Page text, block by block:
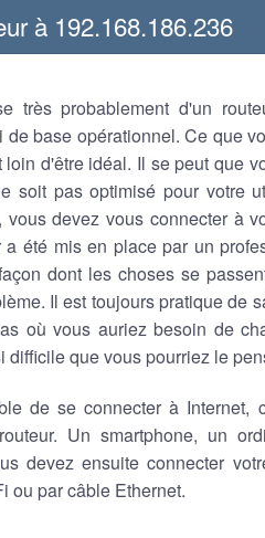
à 192.168.186.236
très probablement d'un
base opérationnel. Ce que
d'être idéal. Il se peut que
soit pas optimisé pour votre
devez vous connecter à
été mis en place par un
dont les choses se
Il est toujours pratique de
où vous auriez besoin de
que vous pourriez le
de se connecter à Internet,
Un smartphone, un
devez ensuite connecter
ou par câble Ethernet.